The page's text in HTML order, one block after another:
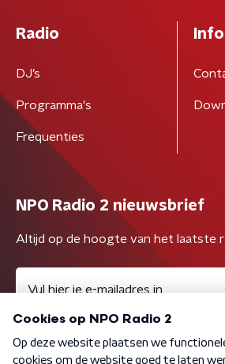
Radio
DJ’s
Programma's
Frequenties
Info
NPO Radio 2 nieuwsbrief
Altijd op de hoogte van het laatste